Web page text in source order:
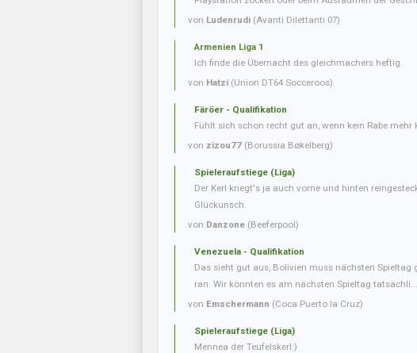
von Ludenrudi (Avanti Dilettanti 07)
Armenien Liga 1
Ich finde die Übernacht des gleichmachers heftig.
von Hatzi (Union DT64 Socceroos)
Färöer - Qualifikation
Fühlt sich schon recht gut an, wenn kein Rabe mehr
von zizou77 (Borussia Bøkelberg)
Spieleraufstiege (Liga)
Der Kerl kriegt's ja auch vorne und hinten
Glückunsch.
von Danzone (Beeferpool)
Venezuela - Qualifikation
Das sieht gut aus, Bolivien muss nächsten Spieltag
ran. Wir könnten es am nächsten Spieltag tatsächli...
von Emschermann (Coca Puerto la Cruz)
Spieleraufstiege (Liga)
Mennea der Teufelskerl:)